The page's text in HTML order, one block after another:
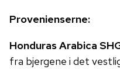
Provenienserne:
Honduras Arabica
fra bjergene i det